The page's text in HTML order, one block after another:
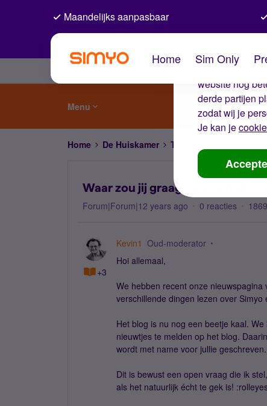
De
Wij gebruiken
website nog
derde partijen
zodat wij je
Je kan je
Maandelijks aanpasbaar
Home Sim Only
Menu
Home De Huiskamer Telecom weetjes en
Waar zou jij graag over willen
Forum|Forum|12 years ago 0 reacties
+3
Kevin1 Oud-moderator
Hoi allemaal,
We hebben recent onze
verschillende dingen lezen over
Het blog is nu nog een beetje kaal.
nieuwtjes te melden op het blog.
wordt met name voor jullie
Dit is bewust een open vraag die ik
als het natuurlijk écht te gek is!